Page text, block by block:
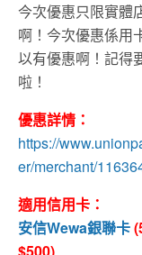
今次優惠只限實體
啊！今次優惠係用
以有優惠啊！記得
啦！
優惠詳情：
https://
er/merchant/
適用信用卡：
安信Wewa銀聯卡